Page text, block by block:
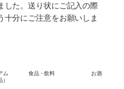
した。送り状にご記入の際
十分にご注意をお願いしま
ム
食品・飲料 お酒